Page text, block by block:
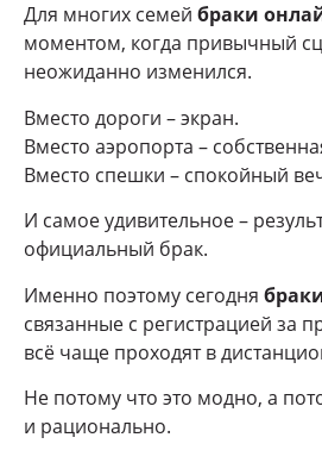
Для многих семей браки
моментом, когда привычный
неожиданно изменился.
Вместо дороги – экран.
Вместо аэропорта –
Вместо спешки – спокойный
И самое удивительное –
официальный брак.
Именно поэтому сегодня
связанные с регистрацией за
всё чаще проходят в
Не потому что это модно, а
и рационально.